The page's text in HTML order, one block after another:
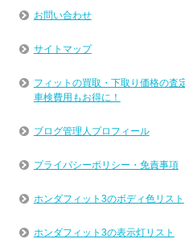
お問い合わせ
サイトマップ
フィットの買取・下取り価格の査
車検費用もお得に！
ブログ管理人プロフィール
プライバシーポリシー・免責事項
ホンダフィット3のボディ色リスト
ホンダフィット3の表示灯リスト